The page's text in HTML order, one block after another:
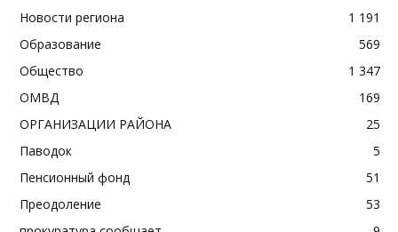
Новости региона
1 191
Образование
569
Общество
1 347
ОМВД
169
ОРГАНИЗАЦИИ РАЙОНА
25
Паводок
5
Пенсионный фонд
51
Преодоление
53